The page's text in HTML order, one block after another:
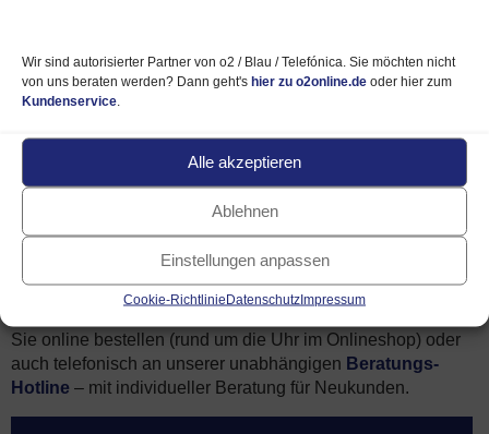
Wir sind autorisierter Partner von o2 / Blau / Telefónica. Sie möchten nicht
von uns beraten werden? Dann geht's hier zu o2online.de oder hier zum
Kundenservice
Alle akzeptieren
Ablehnen
Einstellungen anpassen
Cookie-RichtlinieDatenschutzImpressum
➥ Optionen / Ausland (Details)
➥ Preis, Laufzeit usw. (Details)
o2 Growbestellen– online oder telefonisch
Sie online bestellen (rund um die Uhr im Onlineshop) oder
auch telefonisch an unserer unabhängigen Beratungs-
Hotline – mit individueller Beratung für Neukunden.